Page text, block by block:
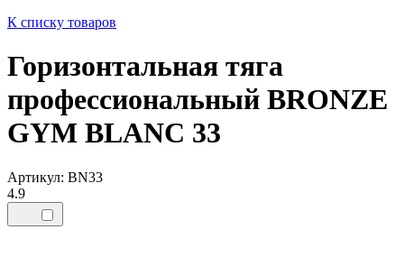
К списку товаров
Горизонтальная тяга
профессиональный BRONZE
GYM BLANC 33
Артикул: BN33
4.9